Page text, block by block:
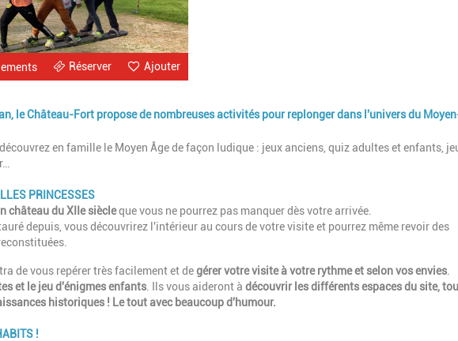
Ajouter
Réserver
le Château-Fort propose de nombreuses activités pour replonger dans l'univers du
en famille le Moyen Âge de façon ludique : jeux anciens, quiz adultes et enfants,
PRINCESSES
château du XIIe siècleque vous ne pourrez pas manquer dès votre arrivée.
depuis, vous découvrirez l'intérieur au cours de votre visite et pourrez même revoir des
de vous repérer très facilement et degérer votre visite à votre rythme et selon vos envies
et le jeu d'énigmes enfants . Ils vous aideront à découvrir les différents espaces du site,
historiques ! Le tout avec beaucoup d'humour.
!